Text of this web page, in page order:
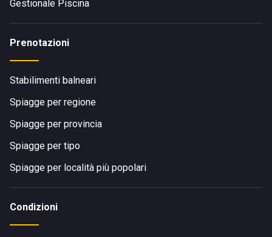
Gestionale Piscina
Prenotazioni
Stabilimenti balneari
Spiagge per regione
Spiagge per provincia
Spiagge per tipo
Spiagge per località più popolari
Condizioni